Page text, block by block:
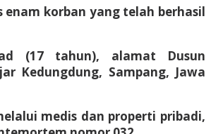
korban yang telah berhasil
(17 tahun), alamat Dusun
Kedungdung, Sampang, Jawa
medis dan properti pribadi,